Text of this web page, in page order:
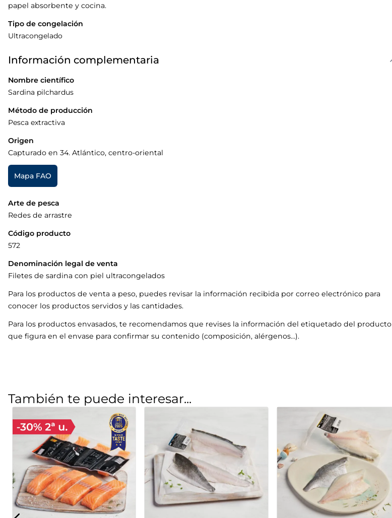
papel absorbente y cocina.
Tipo de congelación
Ultracongelado
Información complementaria
Nombre científico
Sardina pilchardus
Método de producción
Pesca extractiva
Origen
Capturado en 34. Atlántico, centro-oriental
Mapa FAO
Arte de pesca
Redes de arrastre
Código producto
572
Denominación legal de venta
Filetes de sardina con piel ultracongelados
Para los productos de venta a peso, puedes revisar la información recibida por correo electrónico para
conocer los productos servidos y las cantidades.
Para los productos envasados, te recomendamos que revises la información del etiquetado del producto
que figura en el envase para confirmar su contenido (composición, alérgenos…).
También te puede interesar...